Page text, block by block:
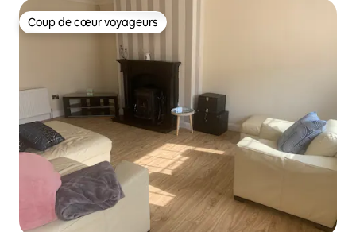
Coup de cœur voyageurs
Coup de cœur voyageurs